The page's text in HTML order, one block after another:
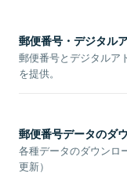
郵便番号・デジタル
郵便番号とデジタルア
を提供。
郵便番号データのダ
各種データのダウンロ
更新）